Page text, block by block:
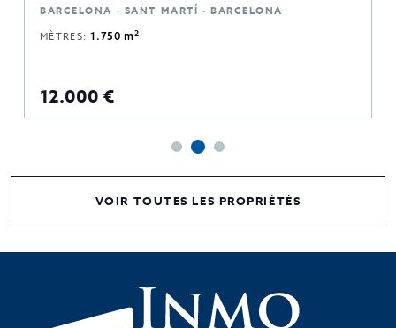
BARCELONA · SANT MARTÍ · BARCELONA
MÈTRES:1.750 m2
12.000 €
VOIR TOUTES LES PROPRIÉTÉS